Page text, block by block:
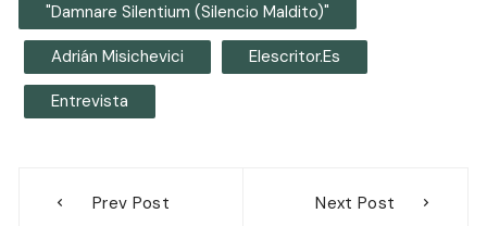
"Damnare Silentium (Silencio Maldito)"
Adrián Misichevici Elescritor.es
Entrevista
Prev Post Next Post